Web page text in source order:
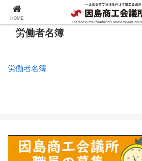
労働者名簿
労働者名簿
HOME